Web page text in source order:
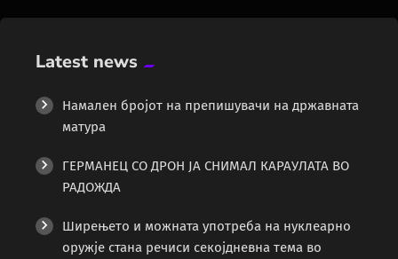
Latest news
Намален бројот на препишувачи на државната
матура
ГЕРМАНЕЦ СО ДРОН ЈА СНИМАЛ КАРАУЛАТА ВО
РАДОЖДА
Ширењето и можната употреба на нуклеарно
оружје стана речиси секојдневна тема во